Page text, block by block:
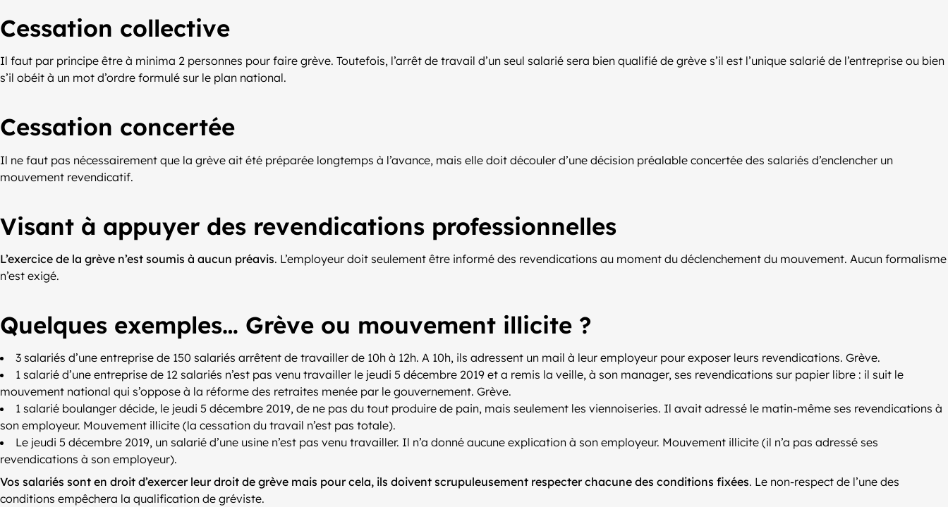
Cessation collective
Il faut par principe être à minima 2 personnes pour faire grève. Toutefois, l’arrêt de travail d’un seul salarié sera bien qualifié de grève s’il est l’unique salarié de l’entreprise ou bien
s’il obéit à un mot d’ordre formulé sur le plan national.
Cessation concertée
Il ne faut pas nécessairement que la grève ait été préparée longtemps à l’avance, mais elle doit découler d’une décision préalable concertée des salariés d’enclencher un
mouvement revendicatif.
Visant à appuyer des revendications professionnelles
L’exercice de la grève n’est soumis à aucun préavis. L’employeur doit seulement être informé des revendications au moment du déclenchement du mouvement. Aucun formalisme
n’est exigé.
Quelques exemples… Grève ou mouvement illicite ?
3 salariés d’une entreprise de 150 salariés arrêtent de travailler de 10h à 12h. A 10h, ils adressent un mail à leur employeur pour exposer leurs revendications. Grève.
1 salarié d’une entreprise de 12 salariés n’est pas venu travailler le jeudi 5 décembre 2019 et a remis la veille, à son manager, ses revendications sur papier libre : il suit le
mouvement national qui s’oppose à la réforme des retraites menée par le gouvernement. Grève.
1 salarié boulanger décide, le jeudi 5 décembre 2019, de ne pas du tout produire de pain, mais seulement les viennoiseries. Il avait adressé le matin-même ses revendications à
son employeur. Mouvement illicite (la cessation du travail n’est pas totale).
Le jeudi 5 décembre 2019, un salarié d’une usine n’est pas venu travailler. Il n’a donné aucune explication à son employeur. Mouvement illicite (il n’a pas adressé ses
revendications à son employeur).
Vos salariés sont en droit d’exercer leur droit de grève mais pour cela, ils doivent scrupuleusement respecter chacune des conditions fixées. Le non-respect de l’une des
conditions empêchera la qualification de gréviste.